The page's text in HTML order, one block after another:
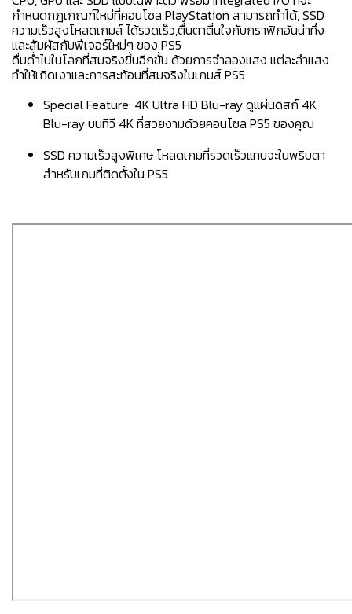
กำหนดกฎเกณฑ์ใหม่ที่คอนโซล PlayStation สามารถทำได้, SSD
ความเร็วสูงโหลดเกมส์ ได้รวดเร็ว,ตื่นตาตื่นใจกับกราฟิกอันน่าทึ่ง
และสัมผัสกับฟีเจอร์ใหม่ๆ ของ PS5
ดื่มด่ำไปในโลกที่สมจริงขึ้นอีกขั้น ด้วยการจำลองแสง แต่ละลำแสง
ทำให้เกิดเงาและการสะท้อนที่สมจริงในเกมส์ PS5
Special Feature: 4K Ultra HD Blu-ray ดูแผ่นดิสก์ 4K
Blu-ray บนทีวี 4K ที่สวยงามด้วยคอนโซล PS5 ของคุณ
SSD ความเร็วสูงพิเศษ โหลดเกมที่รวดเร็วแทบจะในพริบตา
สำหรับเกมที่ติดตั้งใน PS5